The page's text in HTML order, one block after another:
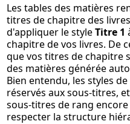
Les tables des matières
titres de chapitre des
d'appliquer le styleTitre 1
chapitre de vos livres. De
que vos titres de chapitre
des matières générée
Bien entendu, les styles
réservés aux sous-titres,
sous-titres de rang
respecter la structure